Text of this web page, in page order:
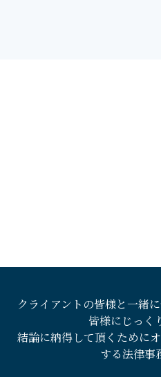
クライアントの皆様と一緒
皆様にじっく
結論に納得して頂くために
する法律事